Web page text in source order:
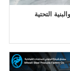
التحتية